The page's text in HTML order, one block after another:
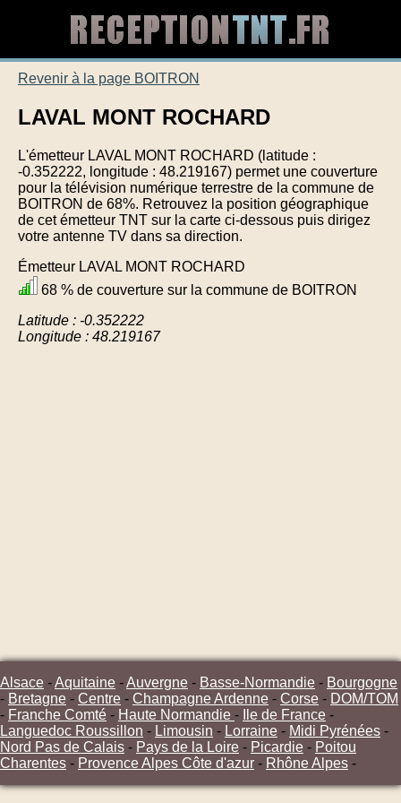
Revenir à la page BOITRON
LAVAL MONT ROCHARD
L'émetteur LAVAL MONT ROCHARD (latitude :
-0.352222, longitude : 48.219167) permet une couverture
pour la télévision numérique terrestre de la commune de
BOITRON de 68%. Retrouvez la position géographique
de cet émetteur TNT sur la carte ci-dessous puis dirigez
votre antenne TV dans sa direction.
Émetteur LAVAL MONT ROCHARD
68 % de couverture sur la commune de BOITRON
Latitude : -0.352222
Longitude : 48.219167
Alsace -Aquitaine -Auvergne - Basse-Normandie - Bourgogne
- Bretagne - Centre - Champagne Ardenne - Corse - DOM/TOM
- Franche Comté - Haute Normandie - Ile de France -
Languedoc Roussillon - Limousin - Lorraine - Midi Pyrénées -
Nord Pas de Calais - Pays de la Loire - Picardie - Poitou
Charentes - Provence Alpes Côte d'azur - Rhône Alpes -